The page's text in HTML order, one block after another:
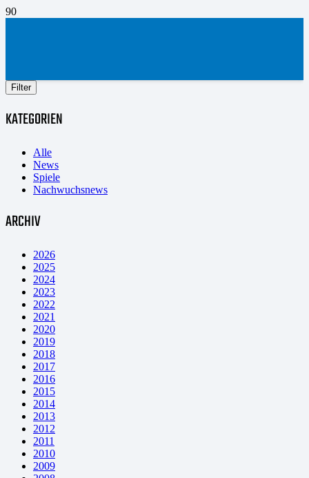
Filter
KATEGORIEN
Alle
News
Spiele
Nachwuchsnews
ARCHIV
2026
2025
2024
2023
2022
2021
2020
2019
2018
2017
2016
2015
2014
2013
2012
2011
2010
2009